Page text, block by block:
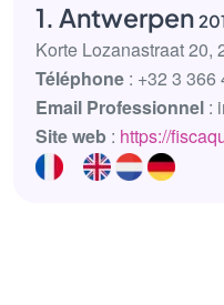
1. Antwerpen
Korte Lozanastraat 20,
Téléphone : +32 3 366
Email Professionnel :
Site web : https://